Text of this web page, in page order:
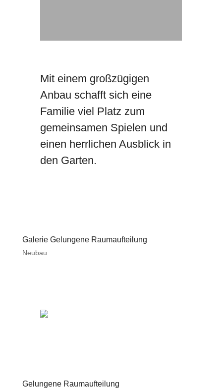
Mit einem großzügigen
Anbau schafft sich eine
Familie viel Platz zum
gemeinsamen Spielen und
einen herrlichen Ausblick in
den Garten.
Galerie Gelungene Raumaufteilung
Neubau
Gelungene Raumaufteilung